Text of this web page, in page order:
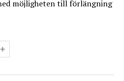
möjligheten till förlängning
+